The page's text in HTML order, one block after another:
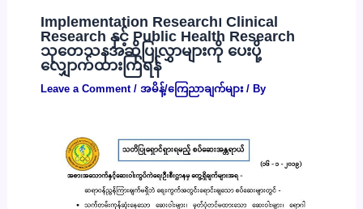
Implementation Research၊ Clinical
Research နှင့် Public Health Research
သုတေသနအဆိုပြုလွှာများကို ပေးပို့
လျှောက်ထားကြရန်
Leave a Comment / အမိန့်/ကြေညာချက်များ/ By